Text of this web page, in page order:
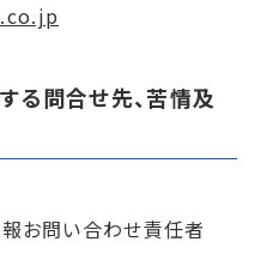
る問合せ先、苦情及
お問い合わせ責任者